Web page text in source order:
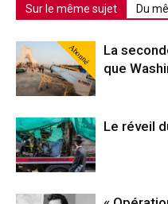
Sur le même sujet Du
Abonné
La
que
Le réveil